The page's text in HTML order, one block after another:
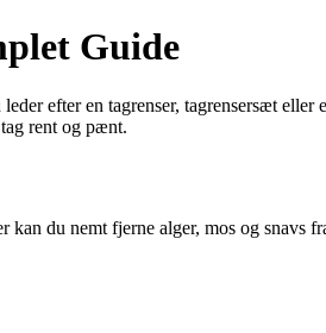
Guide
efter en tagrenser, tagrensersæt
rent og pænt.
du nemt fjerne alger, mos og snavs